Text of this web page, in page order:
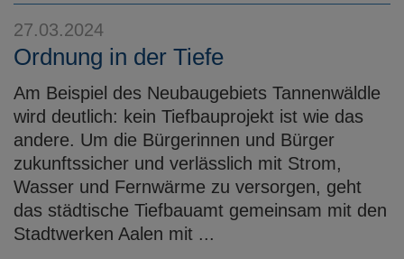
27.03.2024
Ordnung in der Tiefe
Am Beispiel des Neubaugebiets Tannenwäldle
wird deutlich: kein Tiefbauprojekt ist wie das
andere. Um die Bürgerinnen und Bürger
zukunftssicher und verlässlich mit Strom,
Wasser und Fernwärme zu versorgen, geht
das städtische Tiefbauamt gemeinsam mit den
Stadtwerken Aalen mit ...